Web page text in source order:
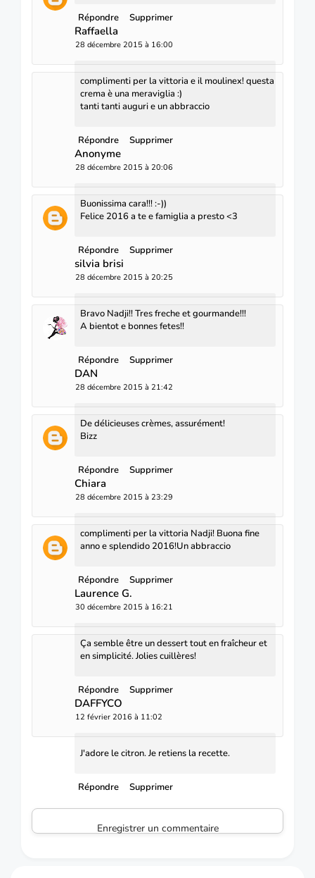
Répondre Supprimer
Raffaella
28 décembre 2015 à 16:00
complimenti per la vittoria e il moulinex! questa
crema è una meraviglia :)
tanti tanti auguri e un abbraccio
Répondre Supprimer
Anonyme
28 décembre 2015 à 20:06
Buonissima cara!!! :-))
Felice 2016 a te e famiglia a presto <3
Répondre Supprimer
silvia brisi
28 décembre 2015 à 20:25
Bravo Nadji!! Tres freche et gourmande!!!
A bientot e bonnes fetes!!
Répondre Supprimer
DAN
28 décembre 2015 à 21:42
De délicieuses crèmes, assurément!
Bizz
Répondre Supprimer
Chiara
28 décembre 2015 à 23:29
complimenti per la vittoria Nadji! Buona fine
anno e splendido 2016!Un abbraccio
Répondre Supprimer
Laurence G.
30 décembre 2015 à 16:21
Ça semble être un dessert tout en fraîcheur et
en simplicité. Jolies cuillères!
Répondre Supprimer
DAFFYCO
12 février 2016 à 11:02
J'adore le citron. Je retiens la recette.
Répondre Supprimer
Enregistrer un commentaire